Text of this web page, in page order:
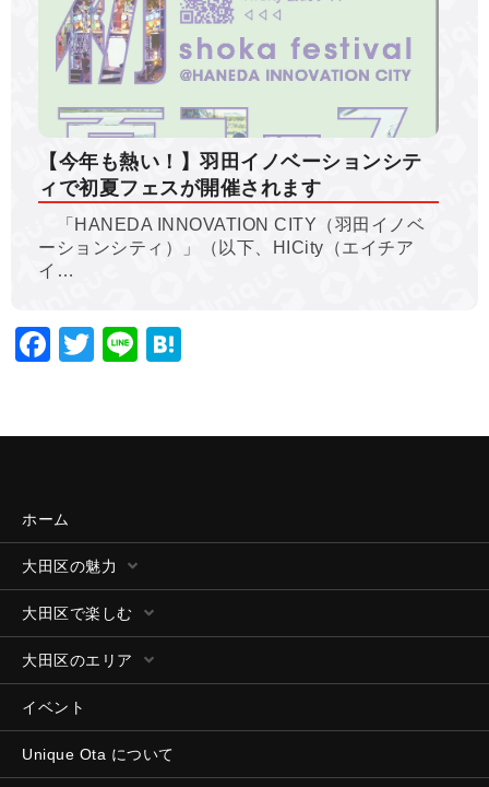
【今年も熱い！】羽田イノベーションシテ
ィで初夏フェスが開催されます
「HANEDA INNOVATION CITY（羽田イノベ
ーションシティ）」（以下、HICity（エイチア
イ…
Facebook
Twitter
Line
ホーム
大田区の魅力
大田区で楽しむ
大田区のエリア
イベント
Unique Ota について